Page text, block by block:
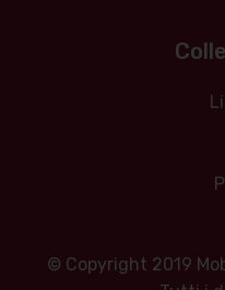
© Copyright 2019